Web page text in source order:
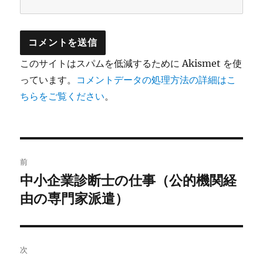
このサイトはスパムを低減するために Akismet を使
っています。 コメントデータの処理方法の詳細はこ
ちらをご覧ください。
稿
ナ
ビ
ゲ
前
前
の
稿:
中小企業診断士の仕事（公的機関経
由の専門家派遣）
次